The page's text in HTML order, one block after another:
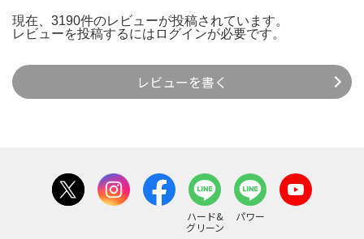
現在、3190件のレビューが投稿されています。
レビューを投稿するには ログインが必要です。
レビューを書く
ハード&
グリーン
パワー